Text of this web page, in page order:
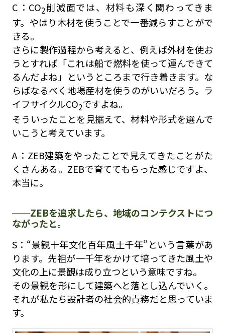
C：CO2削減面では、材料も深く関わってきま
す。やはり木材を使うことで一番減らすことがで
きる。
さらに製作過程から考えると、例えば外材を使お
うとすれば「これは船で燃料を使って運んできて
るんだよね」というところまで行き着きます。な
らばなるべく地場産材を使うのがいいだろう。ラ
イフサイクルCO2ですよね。
そういったことを見据えて、材料や形式を選んで
いこうと考えています。
A：ZEB建築をやったことで見えてきたことがた
くさんある。ZEBで育ててもらった感じですよ、
本当に。
ZEBを追求したら、地域のコンテクストにつ
ながったと。
S：“景観十年文化百年風土千年”という言葉があ
ります。先祖が一千年をかけて培ってきた風土や
文化の上に景観は成り立つという意味ですね。
その景観を形にして建築へと落とし込んでいく。
それが私たち設計者の社会的責務だと思っていま
す。